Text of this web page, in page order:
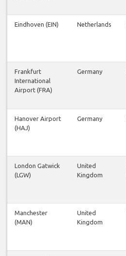
Eindhoven (EIN) Netherlands
Frankfurt
International
Airport (FRA)
Germany
Hanover Airport
(HAJ)
Germany
London Gatwick
(LGW)
United
Kingdom
Manchester
(MAN)
United
Kingdom